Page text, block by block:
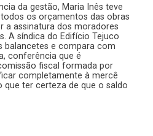
da gestão, Maria Inês teve
os orçamentos das obras
a assinatura dos moradores
A síndica do Edifício Tejuco
balancetes e compara com
conferência que é
fiscal formada por
completamente à mercê
que ter certeza de que o saldo